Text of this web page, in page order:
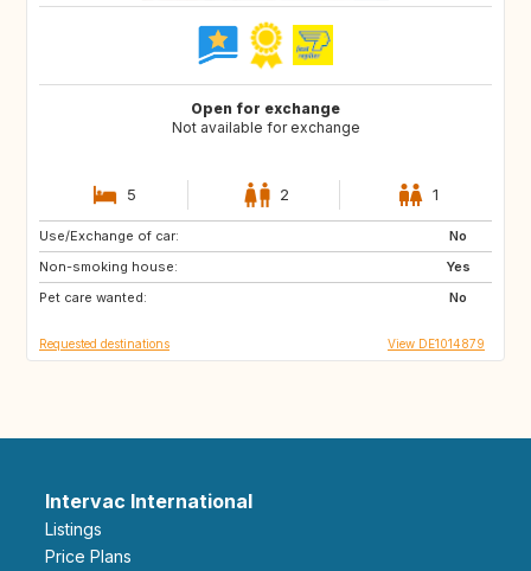
Open for exchange
Not available for exchange
5 2 1
Use/Exchange of car:
No
Non-smoking house:
Yes
Pet care wanted:
No
BE
DE
ES
Requested destinations View DE1014879
Intervac International
Listings
Price Plans